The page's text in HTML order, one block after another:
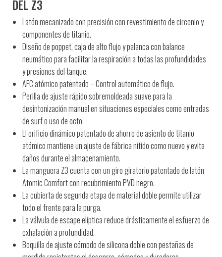
DEL Z3
Latón mecanizado con precisión con revestimiento de circonio y
componentes de titanio.
Diseño de poppet, caja de alto flujo y palanca con balance
neumático para facilitar la respiración a todas las profundidades
y presiones del tanque.
AFC atómico patentado – Control automático de flujo.
Perilla de ajuste rápido sobremoldeada suave para la
desintonización manual en situaciones especiales como entradas
de surf o uso de octo.
El orificio dinámico patentado de ahorro de asiento de titanio
atómico mantiene un ajuste de fábrica nítido como nuevo y evita
daños durante el almacenamiento.
La manguera Z3 cuenta con un giro giratorio patentado de latón
Atomic Comfort con recubrimiento PVD negro.
La cubierta de segunda etapa de material doble permite utilizar
todo el frente para la purga.
La válvula de escape elíptica reduce drásticamente el esfuerzo de
exhalación a profundidad.
Boquilla de ajuste cómodo de silicona doble con pestañas de